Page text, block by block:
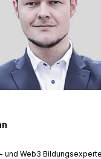
und Web3